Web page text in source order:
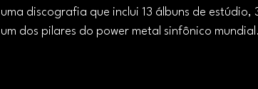
uma discografia que inclui 13 álbuns de estúdio,
um dos pilares do power metal sinfônico mundial.